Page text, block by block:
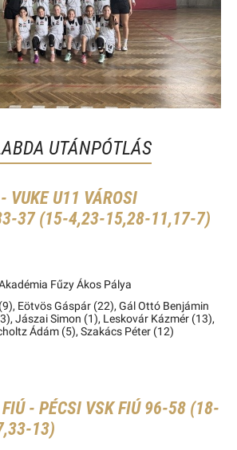
UTÁNPÓTLÁS
VUKE U11 VÁROSI
37 (15-4,23-15,28-11,17-7)
Fűzy Ákos Pálya
Eötvös Gáspár (22), Gál Ottó Benjámin
Jászai Simon (1), Leskovár Kázmér (13),
Ádám (5), Szakács Péter (12)
- PÉCSI VSK FIÚ 96-58 (18-
13)